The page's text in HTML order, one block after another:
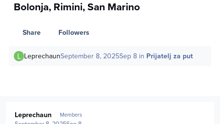
Bolonja, Rimini, San Marino
Share Followers
LeprechaunSeptember 8, 2025Sep 8 in Prijatelj za put
Leprechaun Members